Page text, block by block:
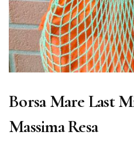
Borsa Mare Last
Massima Resa